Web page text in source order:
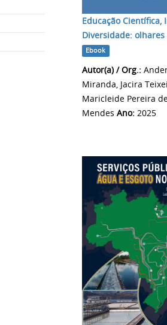
Educação Cientíﬁca,
Diversidade:
Ebook
Autor(a) / Org.:
Miranda, Jacira
Maricleide Pereira
Mendes Ano: 2025